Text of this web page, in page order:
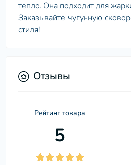
тепло. Она подходит для
Заказывайте чугунную
стиля!
Отзывы
Рейтинг товара
5